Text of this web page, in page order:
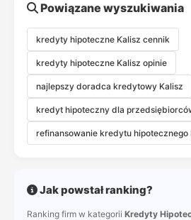
Powiązane wyszukiwania
kredyty hipoteczne Kalisz cennik
kredyty hipoteczne Kalisz opinie
najlepszy doradca kredytowy Kalisz
kredyt hipoteczny dla
refinansowanie kredytu hipotecznego
Jak powstał ranking?
Ranking firm w kategorii Kredyty